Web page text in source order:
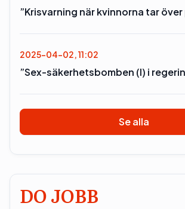
”Krisvarning när kvinnorna tar
2025-04-02, 11:02
”Sex-säkerhetsbomben (l) i
Se alla
DO JOBB